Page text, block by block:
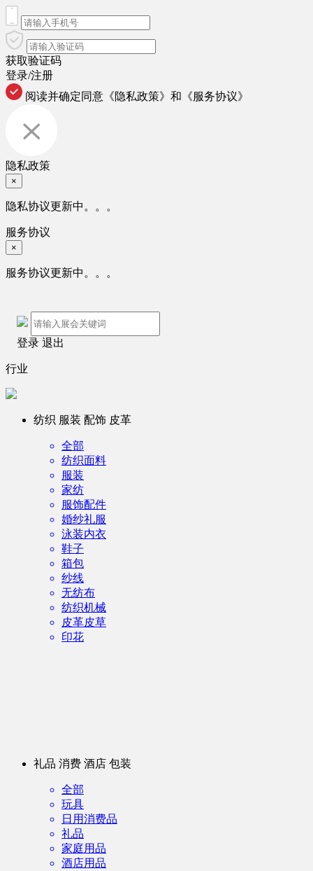
获取验证码
登录/注册
阅读并确定同意 《隐私政策》 和 《服务协议》
隐私政策
×
隐私协议更新中。。。
服务协议
×
服务协议更新中。。。
登录 退出
行业
纺织 服装 配饰 皮革
全部
纺织面料
服装
家纺
服饰配件
婚纱礼服
泳装内衣
鞋子
箱包
纱线
无纺布
纺织机械
皮革皮草
印花
礼品 消费 酒店 包装
全部
玩具
日用消费品
礼品
家庭用品
酒店用品